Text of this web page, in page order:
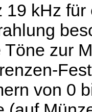
19 kHz
zur
von 0